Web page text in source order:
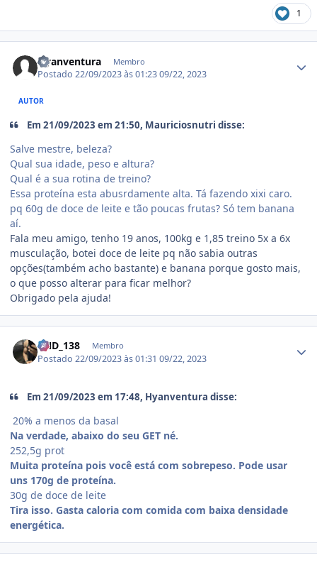
1
Hyanventura Membro
Postado22/09/2023 às 01:2309/22, 2023
AUTOR
Em 21/09/2023 em 21:50, Mauriciosnutri disse:
Salve mestre, beleza?
Qual sua idade, peso e altura?
Qual é a sua rotina de treino?
Essa proteína esta abusrdamente alta. Tá fazendo xixi caro.
pq 60g de doce de leite e tão poucas frutas? Só tem banana
aí.
Fala meu amigo, tenho 19 anos, 100kg e 1,85 treino 5x a 6x
musculação, botei doce de leite pq não sabia outras
opções(também acho bastante) e banana porque gosto mais,
o que posso alterar para ficar melhor?
Obrigado pela ajuda!
VND_138 Membro
Postado22/09/2023 às 01:3109/22, 2023
Em 21/09/2023 em 17:48, Hyanventura disse:
20% a menos da basal
Na verdade, abaixo do seu GET né.
252,5g prot
Muita proteína pois você está com sobrepeso. Pode usar
uns 170g de proteína.
30g de doce de leite
Tira isso. Gasta caloria com comida com baixa densidade
energética.